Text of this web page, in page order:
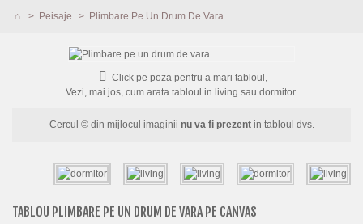
ABSTRACTE
> Peisaje > Plimbare Pe Un Drum De Vara
Click pe poza pentru a mari tabloul,
Vezi, mai jos, cum arata tabloul in living sau dormitor.
Cercul © din mijlocul imaginii nu va fi prezentin tabloul dvs.
TABLOU PLIMBARE PE UN DRUM DE VARA PE CANVAS